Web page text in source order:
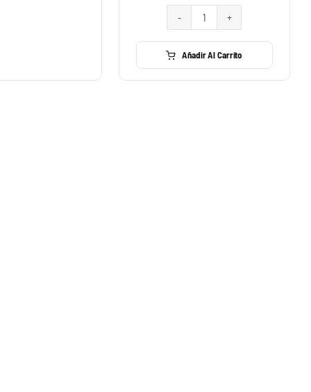
Brocha
Prensada
Competidor
cantidad
Añadir Al Carrito